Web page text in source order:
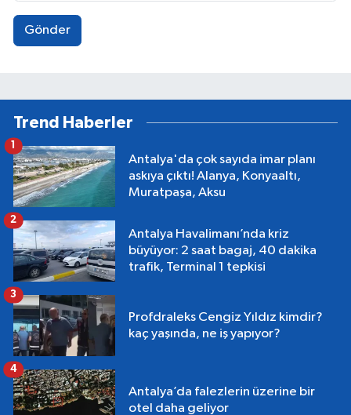
Gönder
Trend Haberler
Antalya'da çok sayıda imar planı
askıya çıktı! Alanya, Konyaaltı,
Muratpaşa, Aksu
1
Antalya Havalimanı’nda kriz
büyüyor: 2 saat bagaj, 40 dakika
trafik, Terminal 1 tepkisi
2
Profdraleks Cengiz Yıldız kimdir?
kaç yaşında, ne iş yapıyor?
3
Antalya’da falezlerin üzerine bir
otel daha geliyor
4